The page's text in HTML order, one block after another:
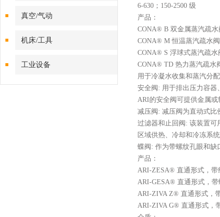
真空/气动
机床/工具
工业设备
6-630；150-2500 级
产品：
CONA® B 双金属蒸汽疏水
CONA® M 恒温蒸汽疏水阀
CONA® S 浮球式蒸汽疏水
CONA® TD 热力蒸汽疏水
用于冷凝水收集和蒸汽分
安全阀 : 用于排出压力容器
ARI的安全阀可提供金属
减压阀 : 减压阀为直动式比
过滤器和止回阀 : 该装置可
区域供热、冷却和冷冻系
蝶阀 : 作为带螺纹孔眼和缺
产品：
ARI-ZESA® 直通形式，
ARI-GESA® 直通形式，
ARI-ZIVA Z® 直通形式，
ARI-ZIVA G® 直通形式，